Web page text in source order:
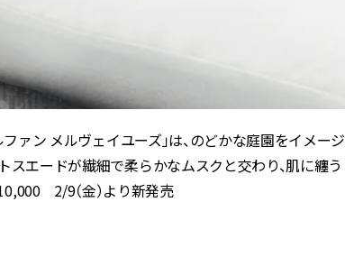
ァン メルヴェイユーズ」は、のどかな庭園をイメージ
スエードが繊細で柔らかなムスクと交わり、肌に纏う
2/9（金）より新発売